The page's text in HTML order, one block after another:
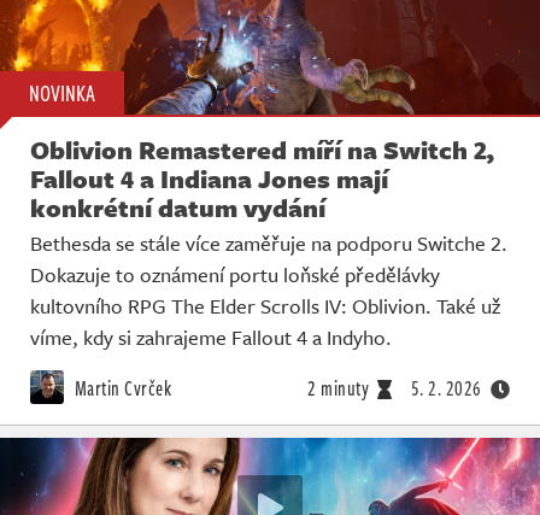
NOVINKA
Oblivion Remastered míří na Switch 2,
Fallout 4 a Indiana Jones mají
konkrétní datum vydání
Bethesda se stále více zaměřuje na podporu Switche 2.
Dokazuje to oznámení portu loňské předělávky
kultovního RPG The Elder Scrolls IV: Oblivion. Také už
víme, kdy si zahrajeme Fallout 4 a Indyho.
Martin Cvrček 2 minuty 5. 2. 2026